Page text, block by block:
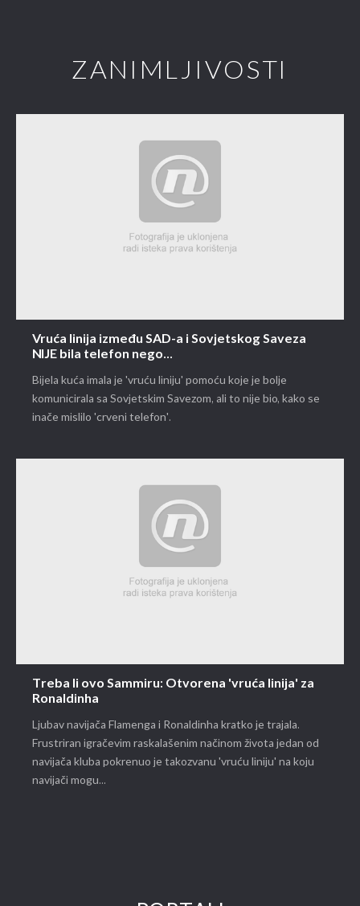
ZANIMLJIVOSTI
Vruća linija između SAD-a i Sovjetskog Saveza
NIJE bila telefon nego...
Bijela kuća imala je 'vruću liniju' pomoću koje je bolje
komunicirala sa Sovjetskim Savezom, ali to nije bio, kako se
inače mislilo 'crveni telefon'.
Treba li ovo Sammiru: Otvorena 'vruća linija' za
Ronaldinha
Ljubav navijača Flamenga i Ronaldinha kratko je trajala.
Frustriran igračevim raskalašenim načinom života jedan od
navijača kluba pokrenuo je takozvanu 'vruću liniju' na koju
navijači mogu...